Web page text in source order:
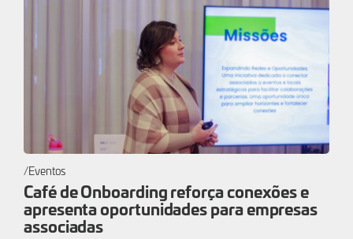
Eventos
Café de Onboarding reforça conexões e
apresenta oportunidades para empresas
associadas